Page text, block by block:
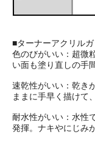
■ターナーアクリル
色のびがいい：超微
い面も塗り直しの手
速乾性がいい：乾き
ままに手早く描けて
耐水性がいい：水性
発揮。ナキやにじみ